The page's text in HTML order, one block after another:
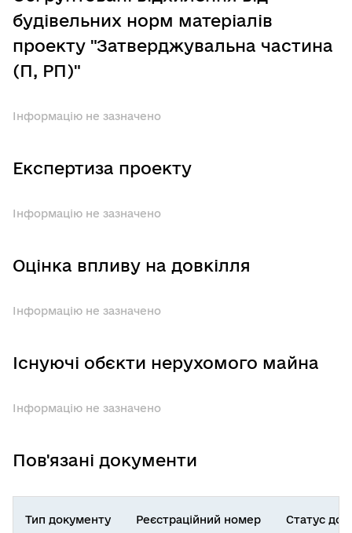
будівельних норм матеріалів
проекту "Затверджувальна частина
(П, РП)"
Інформацію не зазначено
Експертиза проекту
Інформацію не зазначено
Оцінка впливу на довкілля
Інформацію не зазначено
Існуючі обєкти нерухомого майна
Інформацію не зазначено
Пов'язані документи
Тип документу Реєстраційний номер Статус